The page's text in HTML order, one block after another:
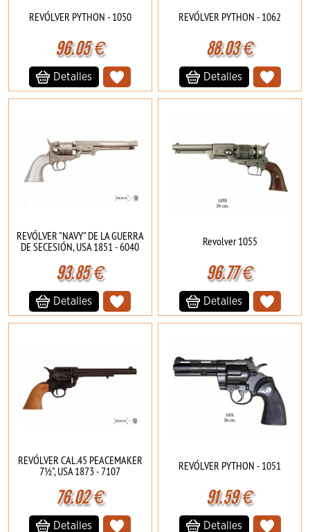
REVÓLVER PYTHON - 1050
96.05€
Detalles
REVÓLVER PYTHON - 1062
88.03€
Detalles
REVÓLVER "NAVY" DE LA GUERRA
DE SECESIÓN, USA 1851 - 6040
93.85€
Detalles
Revolver 1055
96.77€
Detalles
REVÓLVER CAL.45 PEACEMAKER
7½", USA 1873 - 7107
76.02€
Detalles
REVÓLVER PYTHON - 1051
91.59€
Detalles